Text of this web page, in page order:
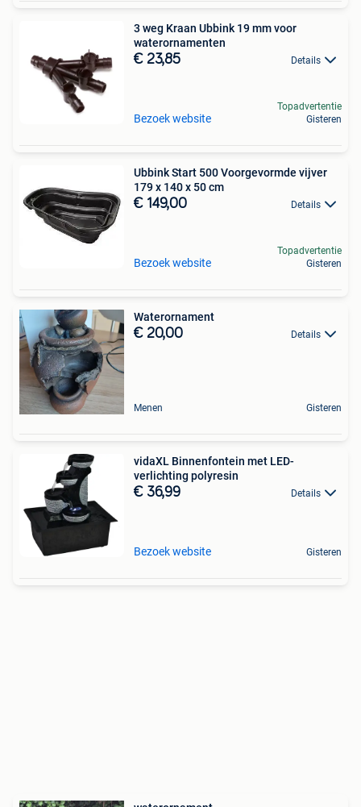
3 weg Kraan Ubbink 19 mm voor
waterornamenten
€ 23,85 Details
Bezoek website
Topadvertentie
Gisteren
Ubbink Start 500 Voorgevormde vijver
179 x 140 x 50 cm
€ 149,00 Details
Bezoek website
Topadvertentie
Gisteren
Waterornament
€ 20,00 Details
Menen Gisteren
vidaXL Binnenfontein met LED-
verlichting polyresin
€ 36,99 Details
Bezoek website Gisteren